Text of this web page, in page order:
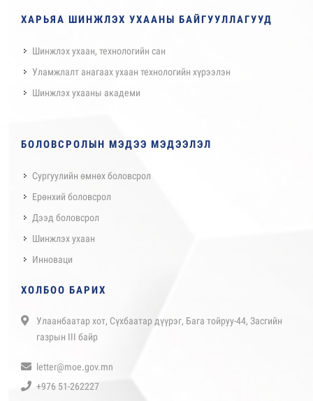
ХАРЬЯА ШИНЖЛЭХ УХААНЫ БАЙГУУЛЛАГУУД
Шинжлэх ухаан, технологийн сан
Уламжлалт анагаах ухаан технологийн хүрээлэн
Шинжлэх ухааны академи
БОЛОВСРОЛЫН МЭДЭЭ МЭДЭЭЛЭЛ
Сургуулийн өмнөх боловсрол
Ерөнхий боловсрол
Дээд боловсрол
Шинжлэх ухаан
Инноваци
ХОЛБОО БАРИХ
Улаанбаатар хот, Сүхбаатар дүүрэг, Бага тойруу-44, Засгийн
газрын III байр
letter@moe.gov.mn
+976 51-262227